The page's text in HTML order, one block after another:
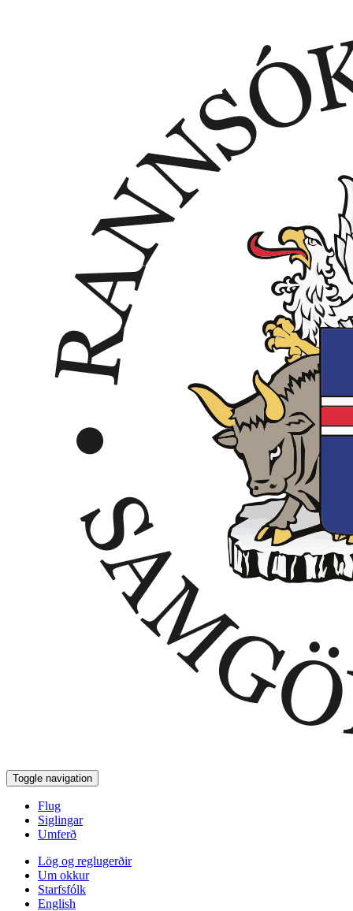
Toggle navigation
Flug
Siglingar
Umferð
Lög og reglugerðir
Um okkur
Starfsfólk
English